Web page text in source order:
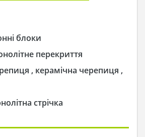
блоки
перекриття
, керамічна черепиця ,
стрічка